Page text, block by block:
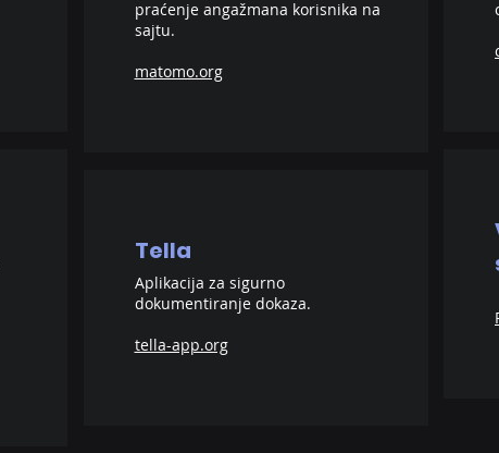
praćenje angažmana korisnika na
sajtu.
matomo.org
Tella
Aplikacija za sigurno
dokumentiranje dokaza.
tella-app.org